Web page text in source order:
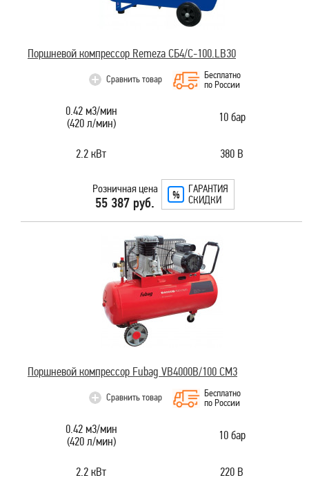
Поршневой компрессор Remeza СБ4/С-100.LB30
Сравнить товар
Бесплатно
по России
0.42 м3/мин
(420 л/мин)
10 бар
2.2 кВт 380 В
Розничная цена
55 387 руб.
ГАРАНТИЯ
СКИДКИ
Поршневой компрессор Fubag VB4000B/100 СМ3
Сравнить товар
Бесплатно
по России
0.42 м3/мин
(420 л/мин)
10 бар
2.2 кВт 220 В